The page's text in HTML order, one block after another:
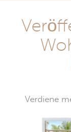
Verdiene